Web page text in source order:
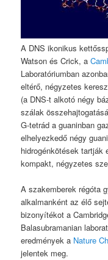
A DNS ikonikus
Watson és Crick, a
Laboratóriumban
eltérő, négyzetes
(a DNS-t alkotó négy
szálak
G-tetrád a guaninban
elhelyezkedő négy
hidrogénkötések tartják
kompakt, négyzetes
A szakemberek régóta
alkalmanként az élő
bizonyítékot a
Balasubramanian
eredmények a Nature
jelentek meg.